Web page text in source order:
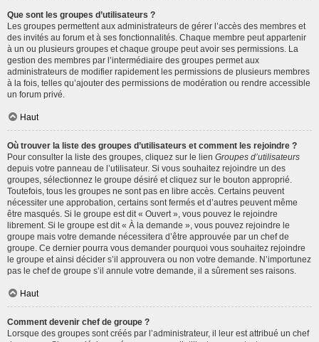
Que sont les groupes d’utilisateurs ?
Les groupes permettent aux administrateurs de gérer l’accès des membres et
des invités au forum et à ses fonctionnalités. Chaque membre peut appartenir
à un ou plusieurs groupes et chaque groupe peut avoir ses permissions. La
gestion des membres par l’intermédiaire des groupes permet aux
administrateurs de modifier rapidement les permissions de plusieurs membres
à la fois, telles qu’ajouter des permissions de modération ou rendre accessible
un forum privé.
Haut
Où trouver la liste des groupes d’utilisateurs et comment les rejoindre ?
Pour consulter la liste des groupes, cliquez sur le lien Groupes d’utilisateurs
depuis votre panneau de l’utilisateur. Si vous souhaitez rejoindre un des
groupes, sélectionnez le groupe désiré et cliquez sur le bouton approprié.
Toutefois, tous les groupes ne sont pas en libre accès. Certains peuvent
nécessiter une approbation, certains sont fermés et d’autres peuvent même
être masqués. Si le groupe est dit « Ouvert », vous pouvez le rejoindre
librement. Si le groupe est dit « À la demande », vous pouvez rejoindre le
groupe mais votre demande nécessitera d’être approuvée par un chef de
groupe. Ce dernier pourra vous demander pourquoi vous souhaitez rejoindre
le groupe et ainsi décider s’il approuvera ou non votre demande. N’importunez
pas le chef de groupe s’il annule votre demande, il a sûrement ses raisons.
Haut
Comment devenir chef de groupe ?
Lorsque des groupes sont créés par l’administrateur, il leur est attribué un chef